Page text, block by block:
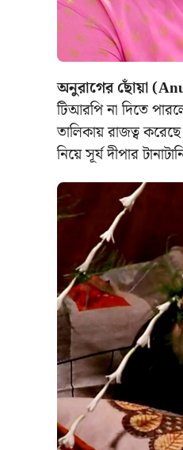
অনুরাগের ছোঁয়া
টিআরপি না দিতে
তালিকায় রাজত্ব
নিয়ে সূর্য দীপার